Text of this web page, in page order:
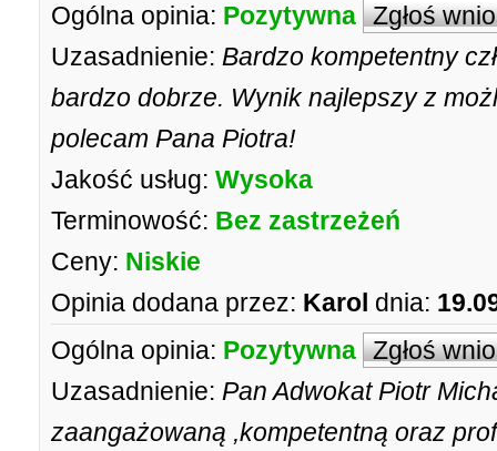
Ogólna opinia: Pozytywna Zgłoś
Uzasadnienie: Bardzo kompetentny
bardzo dobrze. Wynik najlepszy z
polecam Pana Piotra!
Jakość usług: Wysoka
Terminowość: Bez zastrzeżeń
Ceny: Niskie
Opinia dodana przez: Karol dnia:
Ogólna opinia: Pozytywna Zgłoś
Uzasadnienie: Pan Adwokat Piotr
zaangażowaną ,kompetentną oraz